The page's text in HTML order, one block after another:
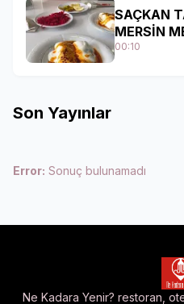
SAÇKAN
MERSİN
00:10
Son Yayınlar
Error: Sonuç bulunamadı
Ne Kadara Yenir? restoran,